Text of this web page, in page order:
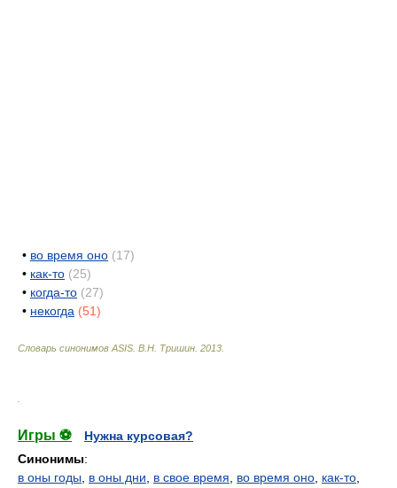
• во время оно (17)
• как-то (25)
• когда-то (27)
• некогда (51)
Словарь синонимов ASIS. В.Н. Тришин 2013
Игры ⚽
Нужна курсовая?
Синонимы:
в оны годы
в оны дни в свое время во время оно как-то